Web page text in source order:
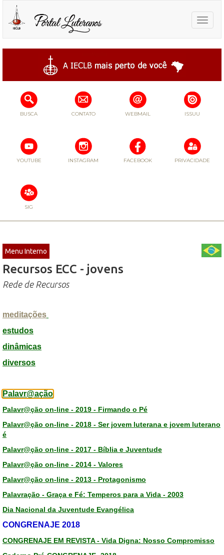
Toggle
BUSCA CONTATO WEBMAIL ISSUU
YOUTUBE INSTAGRAM FACEBOOK PRIVACIDADE
SIG
Menu Interno
Recursos ECC - jovens
Rede de Recursos
meditações
estudos
dinâmicas
diversos
Palavr@ação
Palavr@ção on-line - 2019 - Firmando o Pé
Palavr@ção on-line - 2018 - Ser jovem luterana e jovem luterano
é
Palavr@ção on-line - 2017 - Bíblia e Juventude
Palavr@ção on-line - 2014 - Valores
Palavr@ção on-line - 2013 - Protagonismo
Palavração - Graça e Fé: Temperos para a Vida - 2003
Dia Nacional da Juventude Evangélica
CONGRENAJE 2018
CONGRENAJE EM REVISTA - Vida Digna: Nosso Compromisso